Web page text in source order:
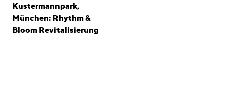
Kustermannpark,
München: Rhythm &
Bloom Revitalisierung